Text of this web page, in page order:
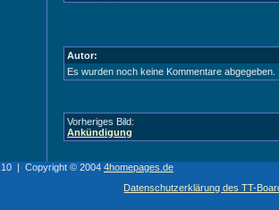
Autor:
Es wurden noch keine Kommentare abgegeben.
Vorheriges Bild:
Ankündigung
| Copyright © 2004 4homepages.de
Datenschutzerklärung des TT-